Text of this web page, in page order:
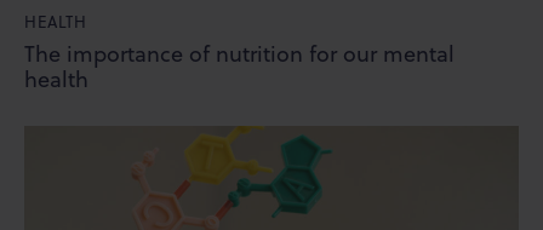
HEALTH
The importance of nutrition for our mental
health